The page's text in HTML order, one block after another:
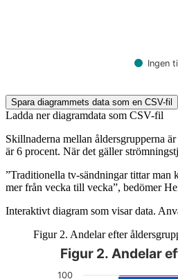
Ingen
Spara diagrammets data som en CSV-fil
Ladda ner diagramdata som CSV-fil
Skillnaderna mellan åldersgrupperna
är 6 procent. När det gäller
”Traditionella tv-sändningar tittar man
mer från vecka till vecka”, bedömer
Interaktivt diagram som visar data.
Figur 2. Andelar efter
Diagrammet är interaktivt.
Figur 2. Andelar
100